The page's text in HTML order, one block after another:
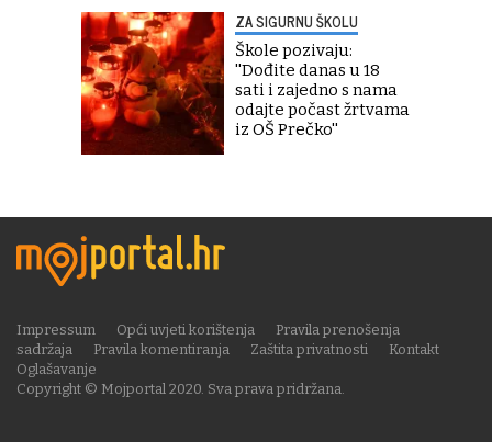
ZA SIGURNU ŠKOLU
Škole pozivaju:
''Dođite danas u 18
sati i zajedno s nama
odajte počast žrtvama
iz OŠ Prečko''
Copyright © Mojportal 2020. Sva prava pridržana.
Impressum Opći uvjeti korištenja
Pravila prenošenja
sadržaja
Pravila komentiranja Zaštita privatnosti
Kontakt
Oglašavanje